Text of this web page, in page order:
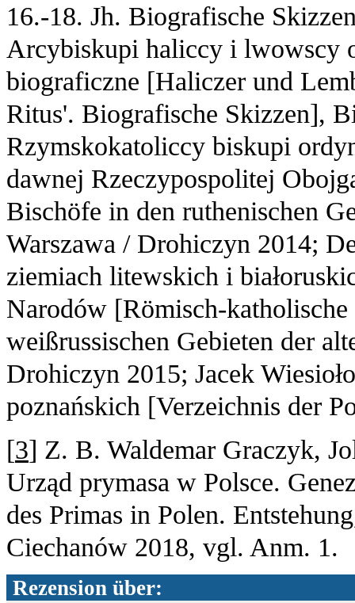
16.-18. Jh. Biografische
Arcybiskupi haliccy i lwowscy
biograficzne [Haliczer und
Ritus'. Biografische Skizzen],
Rzymskokatoliccy biskupi
dawnej Rzeczypospolitej
Bischöfe in den ruthenischen
Warszawa / Drohiczyn 2014;
ziemiach litewskich i
Narodów [Römisch-
weißrussischen Gebieten der
Drohiczyn 2015; Jacek
poznańskich [Verzeichnis der
[3] Z. B. Waldemar Graczyk,
Urząd prymasa w Polsce.
des Primas in Polen.
Ciechanów 2018, vgl. Anm. 1.
Rezension über: